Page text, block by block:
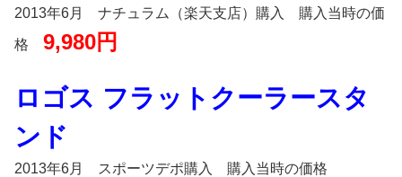
2013年6月 ナチュラム（楽天支店）購入 購入当時の価
格 9,980円
ロゴス フラットクーラースタ
ンド
2013年6月 スポーツデポ購入 購入当時の価格